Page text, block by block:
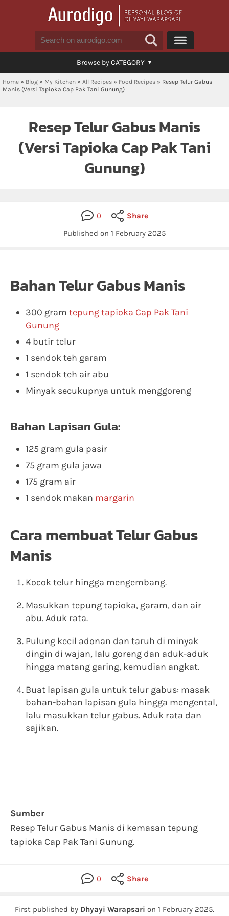
Browse by CATEGORY
Home » Blog » My Kitchen » All Recipes » Food Recipes » Resep Telur Gabus
Manis (Versi Tapioka Cap Pak Tani Gunung)
Resep Telur Gabus Manis
(Versi Tapioka Cap Pak Tani
Gunung)
0
Share
Published on 1 February 2025
Bahan Telur Gabus Manis
300 gram tepung tapioka Cap Pak Tani
Gunung
4 butir telur
1 sendok teh garam
1 sendok teh air abu
Minyak secukupnya untuk menggoreng
Bahan Lapisan Gula:
125 gram gula pasir
75 gram gula jawa
175 gram air
1 sendok makan margarin
Cara membuat Telur Gabus
Manis
Kocok telur hingga mengembang.
Masukkan tepung tapioka, garam, dan air
abu. Aduk rata.
Pulung kecil adonan dan taruh di minyak
dingin di wajan, lalu goreng dan aduk-aduk
hingga matang garing, kemudian angkat.
Buat lapisan gula untuk telur gabus: masak
bahan-bahan lapisan gula hingga mengental,
lalu masukkan telur gabus. Aduk rata dan
sajikan.
Sumber
Resep Telur Gabus Manis di kemasan tepung
tapioka Cap Pak Tani Gunung.
0 Share
First published by Dhyayi Warapsari on 1 February 2025.